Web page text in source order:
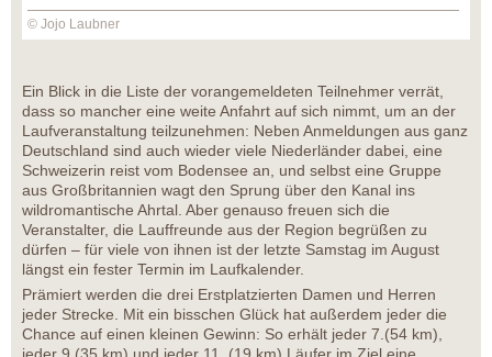
© Jojo Laubner
Ein Blick in die Liste der vorangemeldeten Teilnehmer verrät,
dass so mancher eine weite Anfahrt auf sich nimmt, um an der
Laufveranstaltung teilzunehmen: Neben Anmeldungen aus ganz
Deutschland sind auch wieder viele Niederländer dabei, eine
Schweizerin reist vom Bodensee an, und selbst eine Gruppe
aus Großbritannien wagt den Sprung über den Kanal ins
wildromantische Ahrtal. Aber genauso freuen sich die
Veranstalter, die Lauffreunde aus der Region begrüßen zu
dürfen – für viele von ihnen ist der letzte Samstag im August
längst ein fester Termin im Laufkalender.
Prämiert werden die drei Erstplatzierten Damen und Herren
jeder Strecke. Mit ein bisschen Glück hat außerdem jeder die
Chance auf einen kleinen Gewinn: So erhält jeder 7.(54 km),